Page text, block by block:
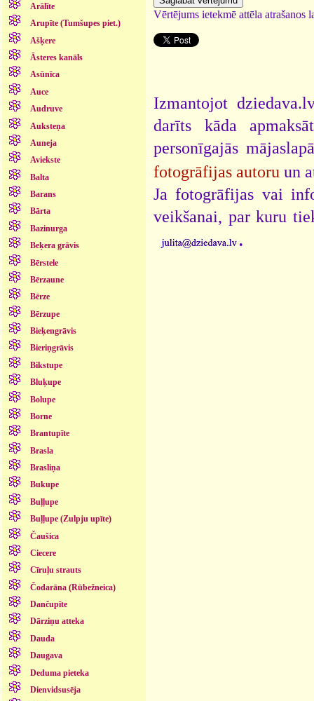
Arālīte
Arupīte (Tumšupes piet.)
Ašķere
Āsteres kanāls
Asūnīca
Auce
Audruve
Auksteņa
Auneja
Aviekste
Balta
Barans
Bārta
Bazinurga
Beķera grāvis
Bērstele
Bērzaune
Bērze
Bērzupe
Bieķengrāvis
Bieriņgrāvis
Bikstupe
Bluķupe
Bolupe
Borne
Brantupīte
Brasla
Brasliņa
Bukupe
Buļļupe
Buļļupe (Zulpju upīte)
Čaušica
Ciecere
Cīruļu strauts
Čodarāna (Rūbežneica)
Dančupīte
Dārziņu atteka
Dauda
Daugava
Deduma pieteka
Dienvidsusēja
Vērtējums ietekmē attēla atrašanos
Izmantojot
darīts kāda
personīgajās
fotogrāfijas autoru un
Ja fotogrāfijas vai
veikšanai, par kuru
.